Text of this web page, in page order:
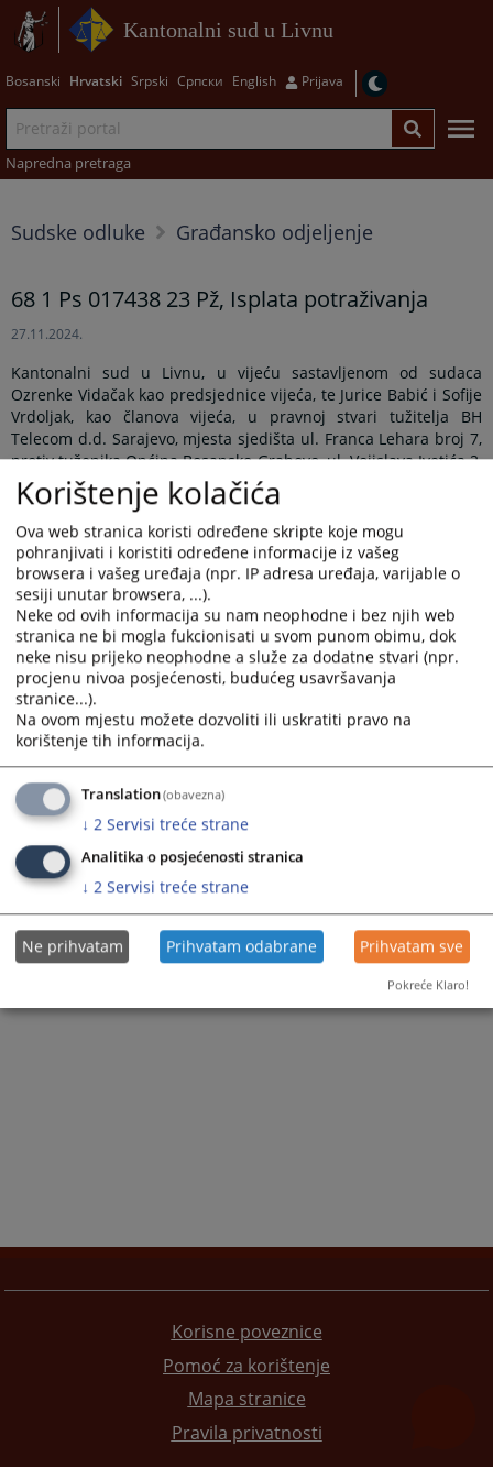
Kantonalni sud u Livnu
Bosanski Hrvatski Srpski Српски English Prijava
Napredna pretraga
Sudske odluke Građansko odjeljenje
68 1 Ps 017438 23 Pž, Isplata potraživanja
27.11.2024.
Kantonalni sud u Livnu, u vijeću sastavljenom od sudaca
Ozrenke Vidačak kao predsjednice vijeća, te Jurice Babić i Sofije
Vrdoljak, kao članova vijeća, u pravnoj stvari tužitelja BH
Telecom d.d. Sarajevo, mjesta sjedišta ul. Franca Lehara broj 7,
protiv tuženika Općina Bosansko Grahovo, ul. Vojislava Ivetića 2,
Bosansko Grahovo, odlučujući po žalbi tužitelja izjavljene protiv
Rješenja Općinskog suda u Livnu, Odjeljenje suda u Drvaru br.
68 1 Ps 017438 23 Ps od 14.09.2023. godine, na sjednici vijeća
održanoj dana 27.11.2024. godine, donio je slijedeće rješenje...
Prikazana vijest je na : Hrvatski jezik
Prateći dokumenti
68 1 Ps 017438 23 Pž
302PREGLEDA
Korisne poveznice
Pomoć za korištenje
Mapa stranice
Pravila privatnosti
Korištenje kolačića
Ova web stranica koristi određene skripte koje mogu
pohranjivati i koristiti određene informacije iz vašeg
browsera i vašeg uređaja (npr. IP adresa uređaja, varijable o
sesiji unutar browsera, ...).
Neke od ovih informacija su nam neophodne i bez njih web
stranica ne bi mogla fukcionisati u svom punom obimu, dok
neke nisu prijeko neophodne a služe za dodatne stvari (npr.
procjenu nivoa posjećenosti, budućeg usavršavanja
stranice...).
Na ovom mjestu možete dozvoliti ili uskratiti pravo na
korištenje tih informacija.
Translation(obavezna)
↓ 2 Servisi treće strane
Analitika o posjećenosti stranica
↓ 2 Servisi treće strane
Ne prihvatam Prihvatam odabrane Prihvatam sve
Pokreće Klaro!